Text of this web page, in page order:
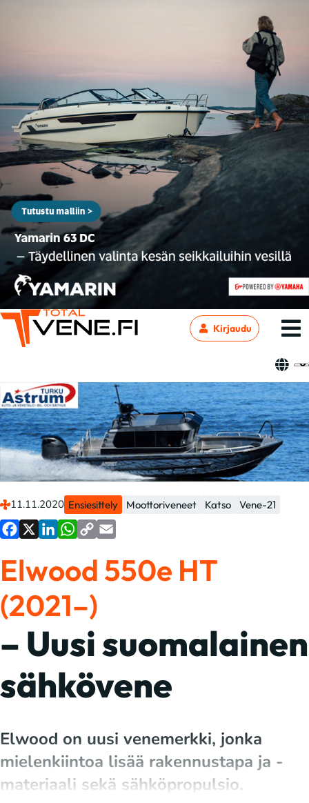
Kirjaudu
11.11.2020 Ensiesittely Moottoriveneet Katso Vene-21
Link
Elwood 550e HT
(2021–)
– Uusi suomalainen
sähkövene
Elwood on uusi venemerkki, jonka
mielenkiintoa lisää rakennustapa ja -
materiaali sekä sähköpropulsio.